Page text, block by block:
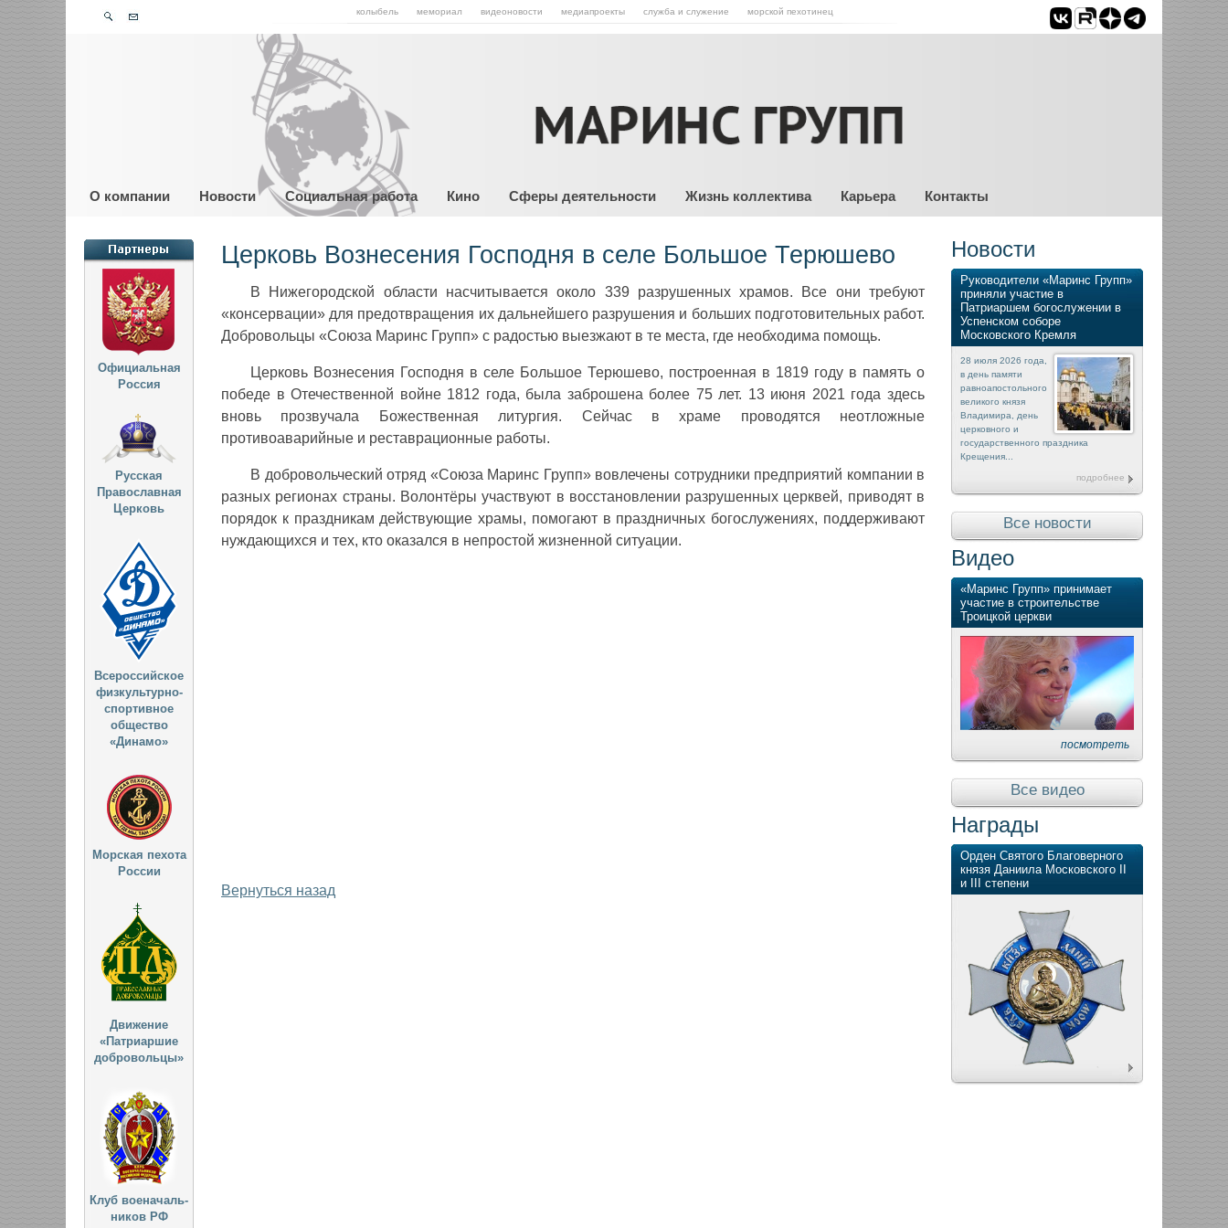
колыбель мемориал видеоновости медиапроекты служба и служение морской пехотинец
О компании Новости Социальная работа Кино Сферы деятельности Жизнь коллектива Карьера Контакты
Церковь Вознесения Господня в селе Большое Терюшево
В Нижегородской области насчитывается около 339 разрушенных храмов. Все они требуют
«консервации» для предотвращения их дальнейшего разрушения и больших подготовительных работ.
Добровольцы «Союза Маринс Групп» с радостью выезжают в те места, где необходима помощь.
Церковь Вознесения Господня в селе Большое Терюшево, построенная в 1819 году в память о
победе в Отечественной войне 1812 года, была заброшена более 75 лет. 13 июня 2021 года здесь
вновь прозвучала Божественная литургия. Сейчас в храме проводятся неотложные
противоаварийные и реставрационные работы.
В добровольческий отряд «Союза Маринс Групп» вовлечены сотрудники предприятий компании в
разных регионах страны. Волонтёры участвуют в восстановлении разрушенных церквей, приводят в
порядок к праздникам действующие храмы, помогают в праздничных богослужениях, поддерживают
нуждающихся и тех, кто оказался в непростой жизненной ситуации.
Вернуться назад
Официальная
Россия
Русская
Православная
Церковь
Всероссийское
физкультурно-
спортивное
общество
«Динамо»
Морская пехота
России
Движение
«Патриаршие
добровольцы»
Клуб военачаль-
ников РФ
Новости
Руководители «Маринс Групп»
приняли участие в
Патриаршем богослужении в
Успенском соборе
Московского Кремля
28 июля 2026 года,
в день памяти
равноапостольного
великого князя
Владимира, день
церковного и
государственного праздника
Крещения...
подробнее
Все новости
Видео
«Маринс Групп» принимает
участие в строительстве
Троицкой церкви
посмотреть
Все видео
Награды
Орден Святого Благоверного
князя Даниила Московского II
и III степени